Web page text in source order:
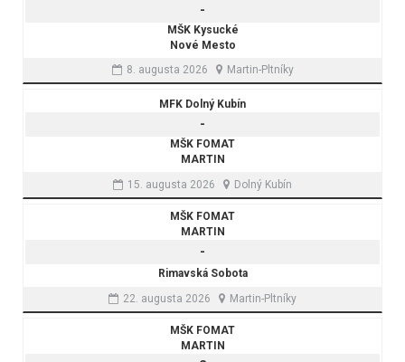
-
MŠK Kysucké
Nové Mesto
8. augusta 2026
Martin-Pltníky
MFK Dolný Kubín
-
MŠK FOMAT
MARTIN
15. augusta 2026
Dolný Kubín
MŠK FOMAT
MARTIN
-
Rimavská Sobota
22. augusta 2026
Martin-Pltníky
MŠK FOMAT
MARTIN